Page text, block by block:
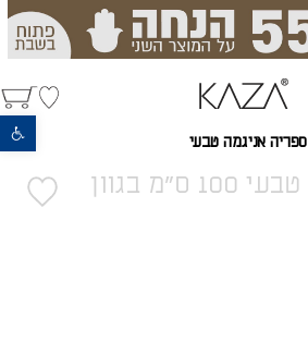
פתח סרגל נגישות
ספריה אניגמה טבעי
ספריה אניגמה טבעי 100 ס"מ בגוון